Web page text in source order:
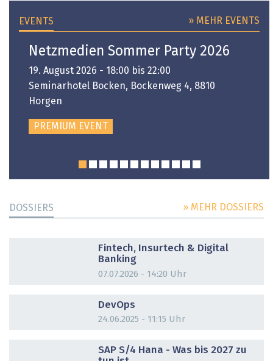
EVENTS » MEHR EVENTS
Netzmedien Sommer Party 2026
19. August 2026 - 18:00 bis 22:00
Seminarhotel Bocken, Bockenweg 4, 8810
Horgen
PREMIUM EVENT
DOSSIERS » MEHR DOSSIERS
Fintech, Insurtech & Digital
Banking
07.07.2026 - 14:20 Uhr
DevOps
24.06.2025 - 11:15 Uhr
SAP S/4 Hana - Was bis 2027 zu